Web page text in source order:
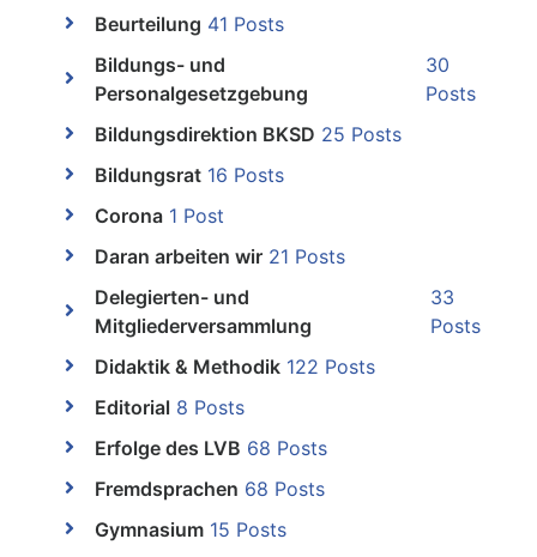
Beurteilung 41 Posts
Bildungs- und
Personalgesetzgebung
30
Posts
Bildungsdirektion BKSD 25 Posts
Bildungsrat 16 Posts
Corona 1 Post
Daran arbeiten wir 21 Posts
Delegierten- und
Mitgliederversammlung
33
Posts
Didaktik & Methodik 122 Posts
Editorial 8 Posts
Erfolge des LVB 68 Posts
Fremdsprachen 68 Posts
Gymnasium 15 Posts